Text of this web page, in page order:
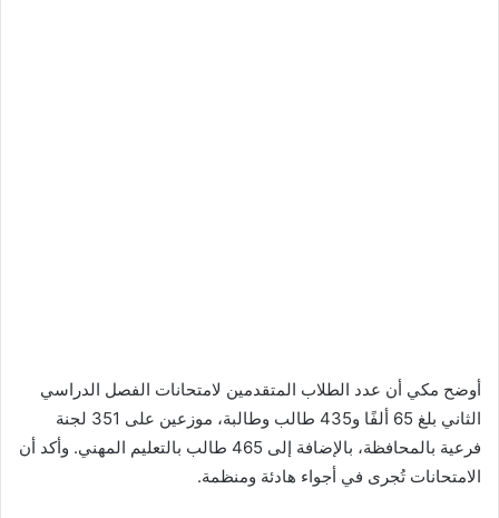
أوضح مكي أن عدد الطلاب المتقدمين لامتحانات الفصل الدراسي
الثاني بلغ 65 ألفًا و435 طالب وطالبة، موزعين على 351 لجنة
فرعية بالمحافظة، بالإضافة إلى 465 طالب بالتعليم المهني. وأكد أن
الامتحانات تُجرى في أجواء هادئة ومنظمة.